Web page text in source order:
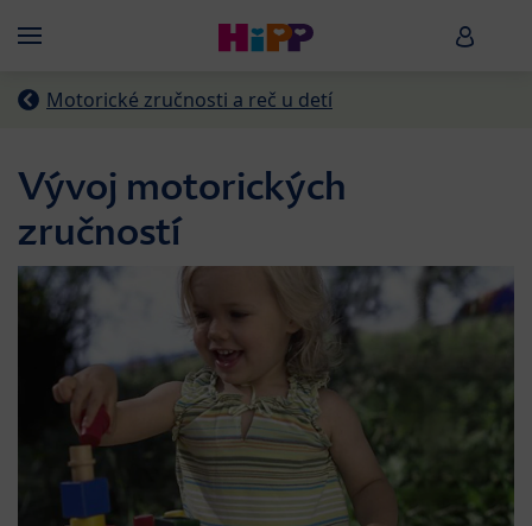
Menü HiPP
Motorické zručnosti a reč u detí
Vývoj motorických
zručností